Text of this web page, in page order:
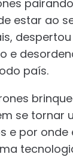
estar ao
país.
se tornar
e por onde